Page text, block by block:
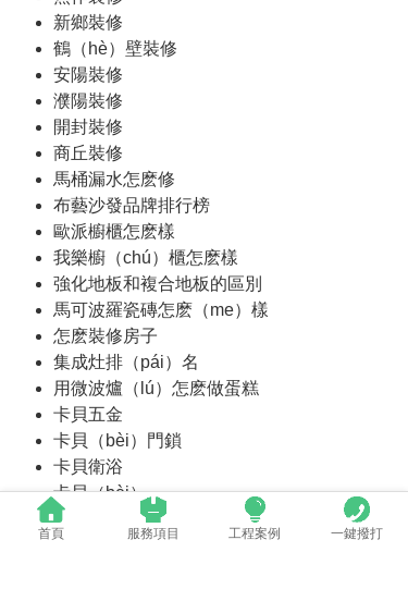
新鄉裝修
鶴（hè）壁裝修
安陽裝修
濮陽裝修
開封裝修
商丘裝修
馬桶漏水怎麽修
布藝沙發品牌排行榜
歐派櫥櫃怎麽樣
我樂櫥（chú）櫃怎麽樣
強化地板和複合地板的區別
馬可波羅瓷磚怎麽（me）樣
怎麽裝修房子
集成灶排（pái）名
用微波爐（lú）怎麽做蛋糕
卡貝五金
卡貝（bèi）門鎖
卡貝衛浴
卡貝（bèi）
尚高衛浴
法恩莎瓷磚
首頁 服務項目 工程案例 一鍵撥打